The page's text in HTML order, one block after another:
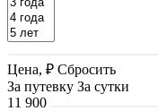
Цена, ₽ Сбросить
За путевку За сутки
11 900